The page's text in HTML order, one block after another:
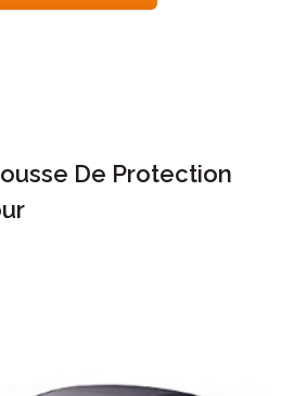
De Protection